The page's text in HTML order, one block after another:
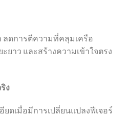
ลดการตีความที่คลุมเครือ
ยาว และสร้างความเข้าใจตรง
ง
ยดเมื่อมีการเปลี่ยนแปลงฟีเจอร์